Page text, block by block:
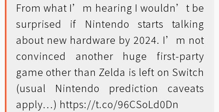
From what I’m hearing I wouldn’t be
surprised if Nintendo starts talking
about new hardware by 2024. I’m not
convinced another huge first-party
game other than Zelda is left on Switch
(usual Nintendo prediction caveats
apply…) https://t.co/96CSoLd0Dn